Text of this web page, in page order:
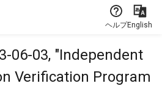
ヘルプEnglish
06-03, "Independent
Verification Program